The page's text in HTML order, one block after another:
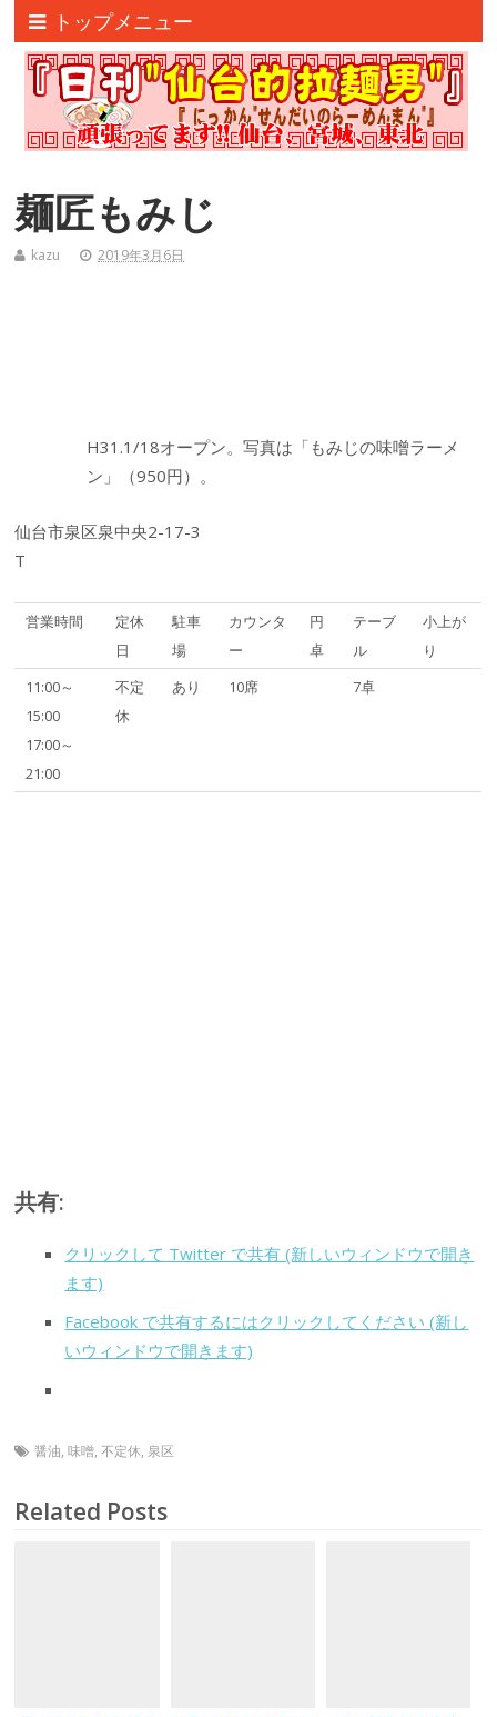
トップメニュー
麺匠もみじ
kazu 2019年3月6日
H31.1/18オープン。写真は「もみじの味噌ラーメ
ン」（950円）。
仙台市泉区泉中央2-17-3
T
営業時間
定休
日
駐車
場
カウンタ
ー
円
卓
テーブ
ル
小上が
り
11:00～
15:00
17:00～
21:00
不定
休
あり 10席 7卓
共有:
クリックして Twitter で共有 (新しいウィンドウで開き
ます)
Facebook で共有するにはクリックしてください (新し
いウィンドウで開きます)
醤油,味噌,不定休, 泉区
Related Posts